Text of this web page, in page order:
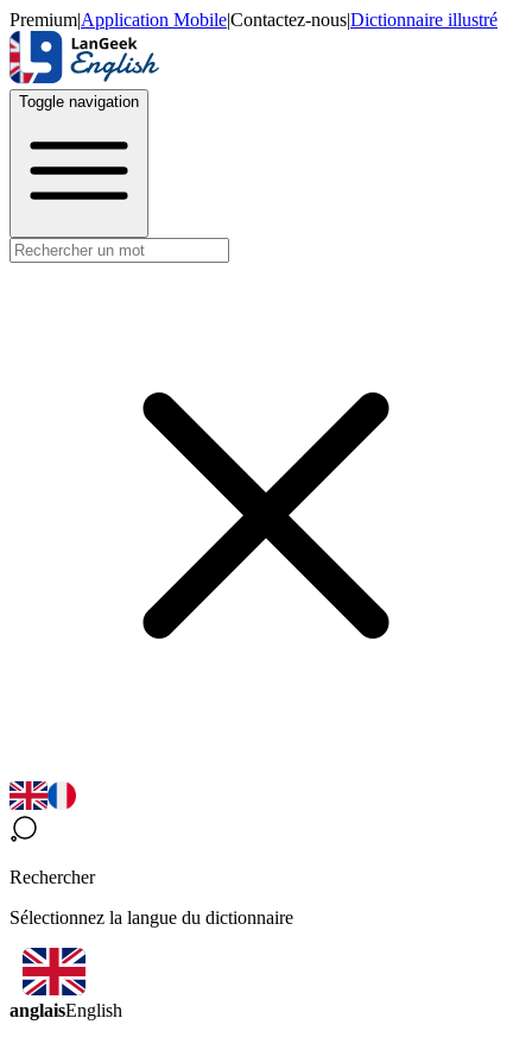
Premium|Application Mobile|Contactez-nous|Dictionnaire illustré
Toggle navigation
Rechercher
Sélectionnez la langue du dictionnaire
anglaisEnglish